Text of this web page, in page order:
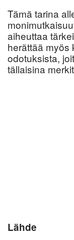
Tämä tarina
aiheuttaa
herättää myös
odotuksista,
tällaisina
Lähde